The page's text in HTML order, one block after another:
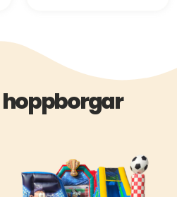
hoppborgar